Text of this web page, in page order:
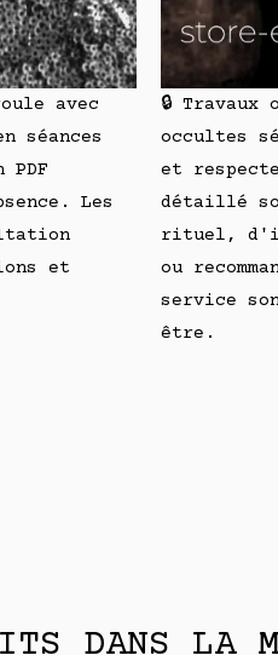
avec
séances
Les
et
🔒
occultes
et
détaillé
rituel,
ou
service
être.
DANS LA